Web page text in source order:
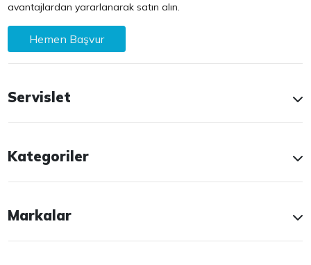
avantajlardan yararlanarak satın alın.
Hemen Başvur
Servislet
Kategoriler
Markalar